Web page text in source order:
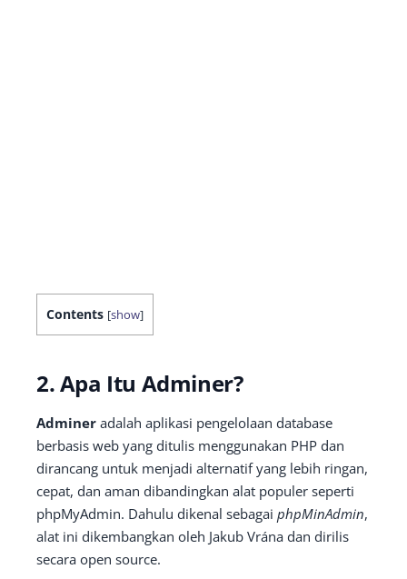
Contents [show]
2. Apa Itu Adminer?
Adminer adalah aplikasi pengelolaan database
berbasis web yang ditulis menggunakan PHP dan
dirancang untuk menjadi alternatif yang lebih ringan,
cepat, dan aman dibandingkan alat populer seperti
phpMyAdmin. Dahulu dikenal sebagai phpMinAdmin,
alat ini dikembangkan oleh Jakub Vrána dan dirilis
secara open source.